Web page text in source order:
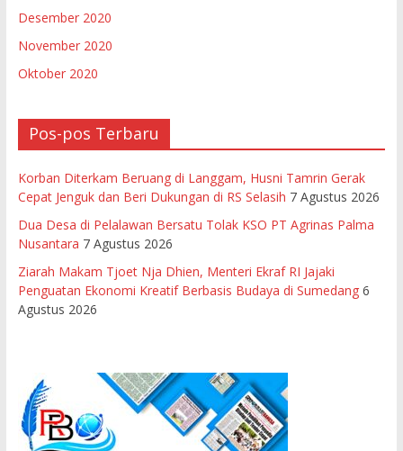
Desember 2020
November 2020
Oktober 2020
Pos-pos Terbaru
Korban Diterkam Beruang di Langgam, Husni Tamrin Gerak
Cepat Jenguk dan Beri Dukungan di RS Selasih 7 Agustus 2026
Dua Desa di Pelalawan Bersatu Tolak KSO PT Agrinas Palma
Nusantara 7 Agustus 2026
Ziarah Makam Tjoet Nja Dhien, Menteri Ekraf RI Jajaki
Penguatan Ekonomi Kreatif Berbasis Budaya di Sumedang 6
Agustus 2026